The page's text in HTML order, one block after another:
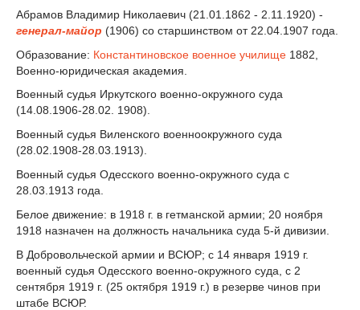
Абрамов Владимир Николаевич (21.01.1862 - 2.11.1920) -
генерал-майор (1906) со старшинством от 22.04.1907 года.
Образование: Константиновское военное училище 1882,
Военно-юридическая академия.
Военный судья Иркутского военно-окружного суда
(14.08.1906-28.02. 1908).
Военный судья Виленского военноокружного суда
(28.02.1908-28.03.1913).
Военный судья Одесского военно-окружного суда с
28.03.1913 года.
Белое движение: в 1918 г. в гетманской армии; 20 ноября
1918 назначен на должность начальника суда 5-й дивизии.
В Добровольческой армии и ВСЮР; с 14 января 1919 г.
военный судья Одесского военно-окружного суда, с 2
сентября 1919 г. (25 октября 1919 г.) в резерве чинов при
штабе ВСЮР.